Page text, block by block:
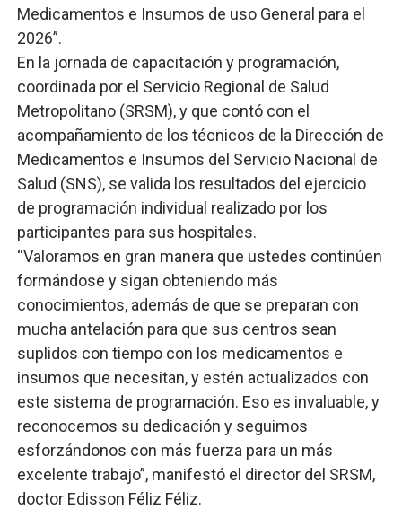
Medicamentos e Insumos de uso General para el
2026”.
En la jornada de capacitación y programación,
coordinada por el Servicio Regional de Salud
Metropolitano (SRSM), y que contó con el
acompañamiento de los técnicos de la Dirección de
Medicamentos e Insumos del Servicio Nacional de
Salud (SNS), se valida los resultados del ejercicio
de programación individual realizado por los
participantes para sus hospitales.
“Valoramos en gran manera que ustedes continúen
formándose y sigan obteniendo más
conocimientos, además de que se preparan con
mucha antelación para que sus centros sean
suplidos con tiempo con los medicamentos e
insumos que necesitan, y estén actualizados con
este sistema de programación. Eso es invaluable, y
reconocemos su dedicación y seguimos
esforzándonos con más fuerza para un más
excelente trabajo”, manifestó el director del SRSM,
doctor Edisson Féliz Féliz.